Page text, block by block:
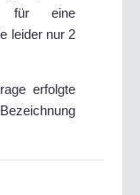
für eine
leider nur 2
erfolgte